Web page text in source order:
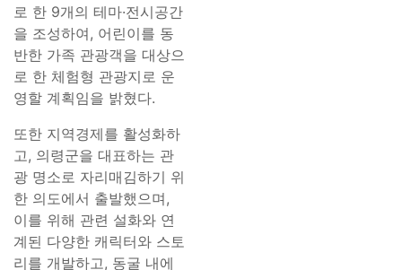
로 한 9개의 테마·전시공간
을 조성하여, 어린이를 동
반한 가족 관광객을 대상으
로 한 체험형 관광지로 운
영할 계획임을 밝혔다.
또한 지역경제를 활성화하
고, 의령군을 대표하는 관
광 명소로 자리매김하기 위
한 의도에서 출발했으며,
이를 위해 관련 설화와 연
계된 다양한 캐릭터와 스토
리를 개발하고, 동굴 내에